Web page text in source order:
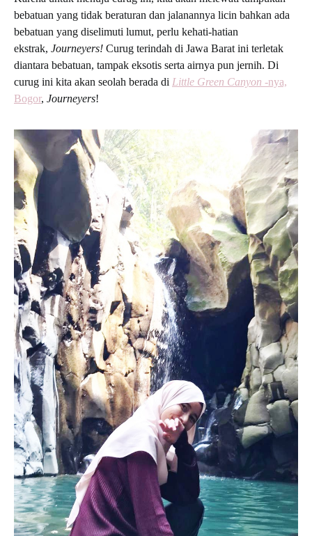
bebatuan yang tidak beraturan dan jalanannya licin bahkan ada
bebatuan yang diselimuti lumut, perlu kehati-hatian
ekstrak, Journeyers! Curug terindah di Jawa Barat ini terletak
diantara bebatuan, tampak eksotis serta airnya pun jernih. Di
curug ini kita akan seolah berada di Little Green Canyon -nya,
Bogor, Journeyers!